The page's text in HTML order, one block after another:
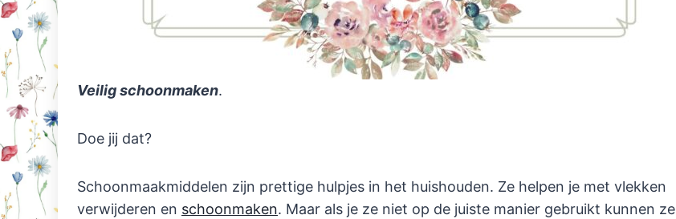
Veilig schoonmaken.
Doe jij dat?
Schoonmaakmiddelen zijn prettige hulpjes in het huishouden. Ze helpen je met vlekken
verwijderen en schoonmaken. Maar als je ze niet op de juiste manier gebruikt kunnen ze